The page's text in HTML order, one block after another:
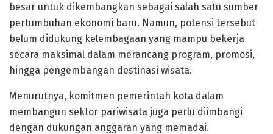
besar untuk dikembangkan sebagai salah satu sumber
pertumbuhan ekonomi baru. Namun, potensi tersebut
belum didukung kelembagaan yang mampu bekerja
secara maksimal dalam merancang program, promosi,
hingga pengembangan destinasi wisata.
Menurutnya, komitmen pemerintah kota dalam
membangun sektor pariwisata juga perlu diimbangi
dengan dukungan anggaran yang memadai.